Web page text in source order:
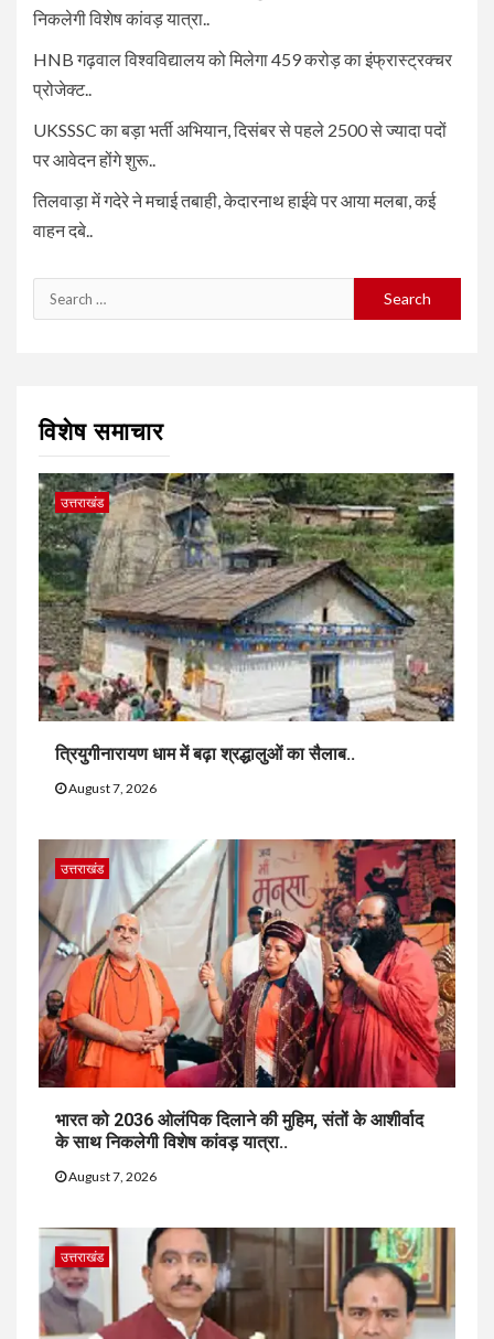
निकलेगी विशेष कांवड़ यात्रा..
HNB गढ़वाल विश्वविद्यालय को मिलेगा 459 करोड़ का इंफ्रास्ट्रक्चर
प्रोजेक्ट..
UKSSSC का बड़ा भर्ती अभियान, दिसंबर से पहले 2500 से ज्यादा पदों
पर आवेदन होंगे शुरू..
तिलवाड़ा में गदेरे ने मचाई तबाही, केदारनाथ हाईवे पर आया मलबा, कई
वाहन दबे..
Search
for:
विशेष समाचार
उत्तराखंड
त्रियुगीनारायण धाम में बढ़ा श्रद्धालुओं का सैलाब..
August 7, 2026
उत्तराखंड
भारत को 2036 ओलंपिक दिलाने की मुहिम, संतों के आशीर्वाद
के साथ निकलेगी विशेष कांवड़ यात्रा..
August 7, 2026
उत्तराखंड